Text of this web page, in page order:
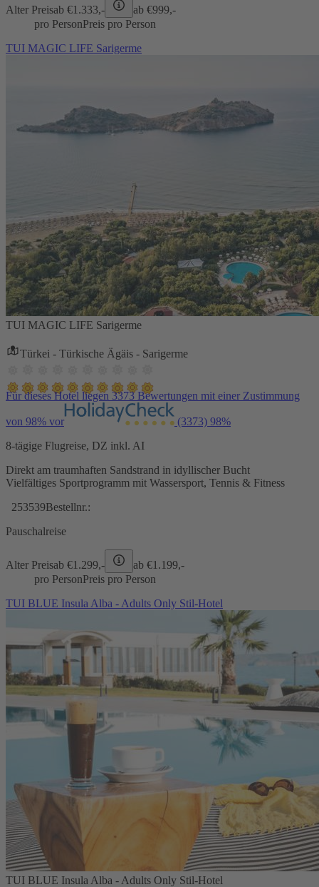
Alter Preisab €1.333,- ab €999,-
pro PersonPreis pro Person
TUI MAGIC LIFE Sarigerme
TUI MAGIC LIFE Sarigerme
Türkei - Türkische Ägäis - Sarigerme
Für dieses Hotel liegen 3373 Bewertungen mit einer Zustimmung
von 98% vor (3373) 98%
8-tägige Flugreise, DZ inkl. AI
Direkt am traumhaften Sandstrand in idyllischer Bucht
Vielfältiges Sportprogramm mit Wassersport, Tennis & Fitness
253539Bestellnr.:
Pauschalreise
Alter Preisab €1.299,- ab €1.199,-
pro PersonPreis pro Person
TUI BLUE Insula Alba - Adults Only Stil-Hotel
TUI BLUE Insula Alba - Adults Only Stil-Hotel